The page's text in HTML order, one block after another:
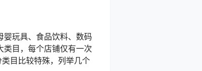
婴玩具、食品饮料、数码
类目，每个店铺仅有一次
目比较特殊，列举几个